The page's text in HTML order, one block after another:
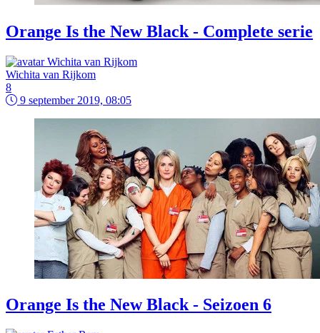
Orange Is the New Black - Complete serie
Wichita van Rijkom
8
9 september 2019, 08:05
Orange Is the New Black - Seizoen 6